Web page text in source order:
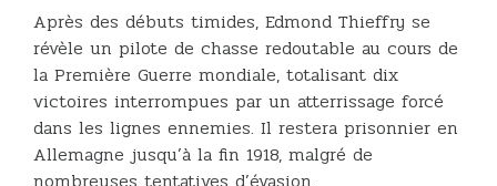
Après des débuts timides, Edmond Thieffry se
révèle un pilote de chasse redoutable au cours de
la Première Guerre mondiale, totalisant dix
victoires interrompues par un atterrissage forcé
dans les lignes ennemies. Il restera prisonnier en
Allemagne jusqu’à la fin 1918, malgré de